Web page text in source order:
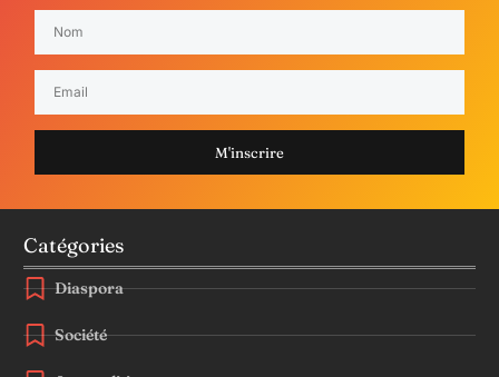
M'inscrire
Catégories
Diaspora
Société